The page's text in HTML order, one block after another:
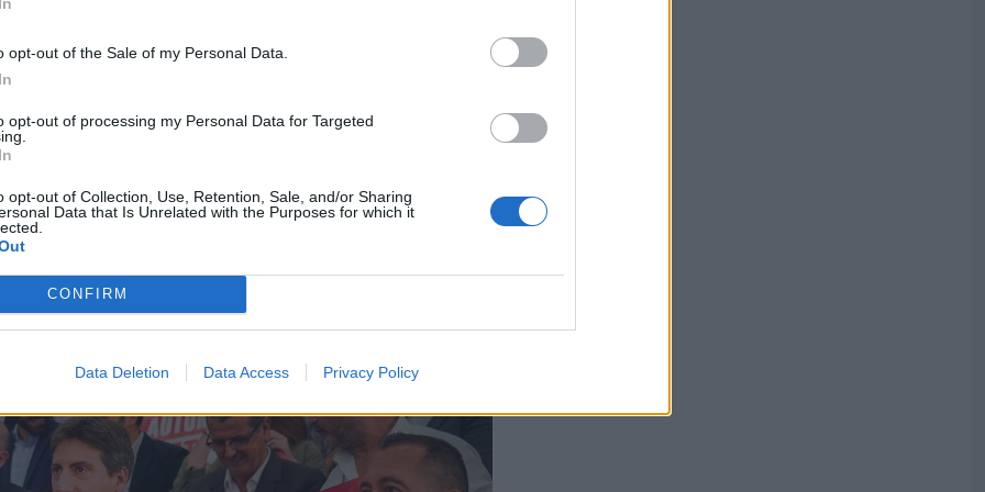
opt-out of the Sale of my Personal Data.
opt-out of processing my Personal Data for Targeted
opt-out of Collection, Use, Retention, Sale, and/or Sharing
Data that Is Unrelated with the Purposes for which it
CONFIRM
Data Deletion Data Access Privacy Policy
fűződik tevékenységéhez.
a flamand, a katalán és
és a regionális
összesen 41 tagpártunk van. Mindez
politikához tudjuk közelebb vinni az erdélyi